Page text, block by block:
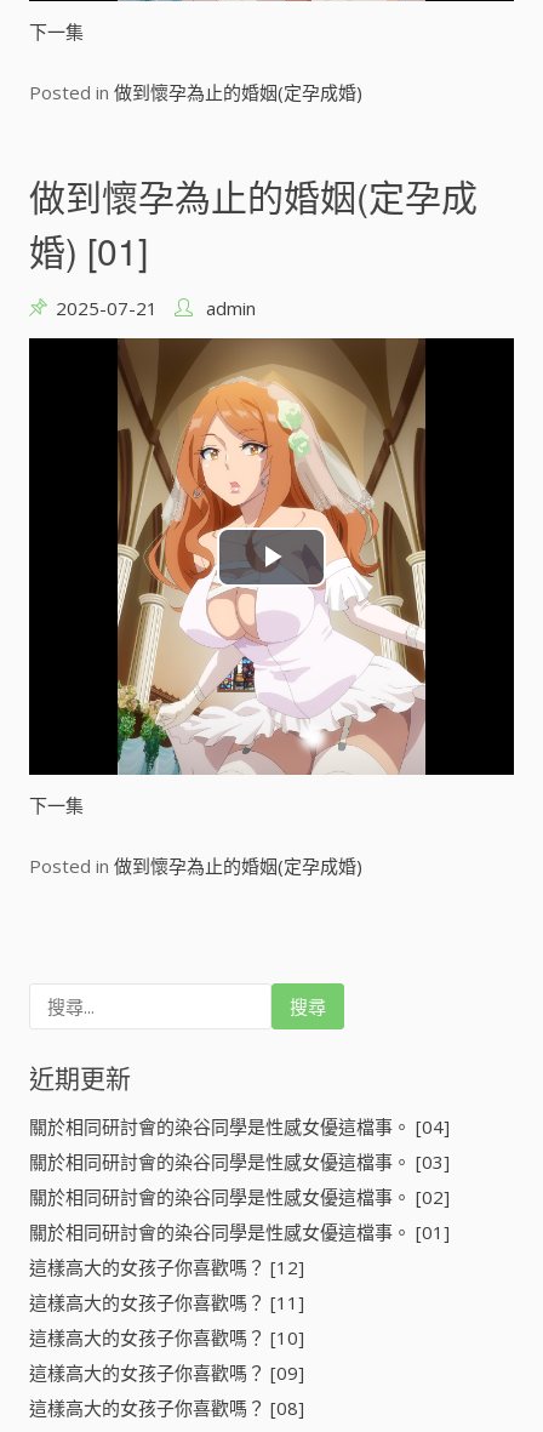
i
e
下一集
Posted in 做到懷孕為止的婚姻(定孕成婚)
做到懷孕為止的婚姻(定孕成
婚) [01]
2025-07-21 admin
P
l
a
y
i
o
下一集
Posted in 做到懷孕為止的婚姻(定孕成婚)
字:
近期更新
關於相同研討會的染谷同學是性感女優這檔事。 [04]
關於相同研討會的染谷同學是性感女優這檔事。 [03]
關於相同研討會的染谷同學是性感女優這檔事。 [02]
關於相同研討會的染谷同學是性感女優這檔事。 [01]
這樣高大的女孩子你喜歡嗎？ [12]
這樣高大的女孩子你喜歡嗎？ [11]
這樣高大的女孩子你喜歡嗎？ [10]
這樣高大的女孩子你喜歡嗎？ [09]
這樣高大的女孩子你喜歡嗎？ [08]